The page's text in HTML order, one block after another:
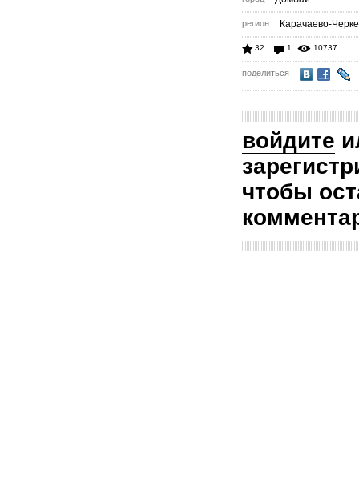
регион Карачаево-
32 1 10737
поделиться
войдите
чтобы